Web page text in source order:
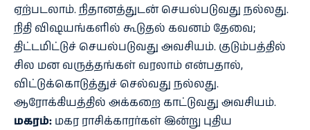
ஏற்படலாம். நிதானத்துடன் செயல்படுவது நல்லது.
நிதி விஷயங்களில் கூடுதல் கவனம் தேவை;
திட்டமிட்டுச் செயல்படுவது அவசியம். குடும்பத்தில்
சில மன வருத்தங்கள் வரலாம் என்பதால்,
விட்டுக்கொடுத்துச் செல்வது நல்லது.
ஆரோக்கியத்தில் அக்கறை காட்டுவது அவசியம்.
மகரம்: மகர ராசிக்காரர்கள் இன்று புதிய